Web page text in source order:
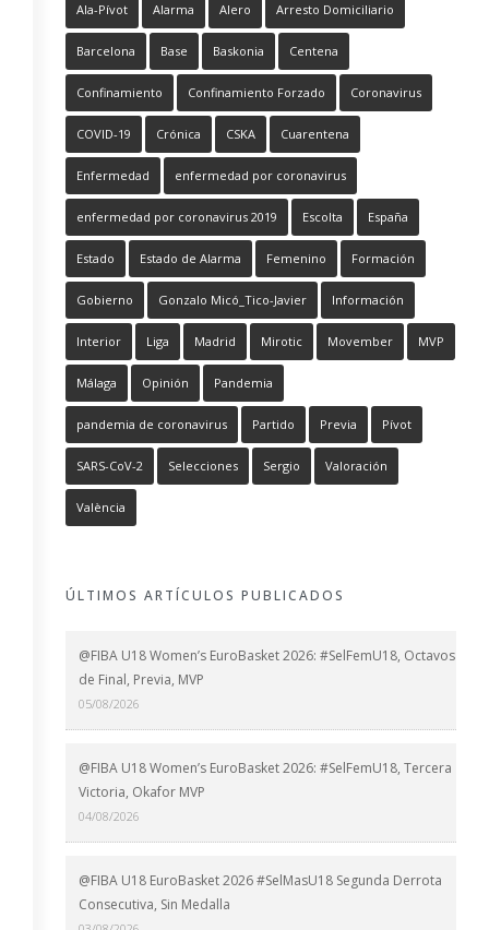
Ala-Pívot Alarma Alero Arresto Domiciliario
Barcelona Base Baskonia Centena
Confinamiento Confinamiento Forzado Coronavirus
COVID-19 Crónica CSKA Cuarentena
Enfermedad enfermedad por coronavirus
enfermedad por coronavirus 2019 Escolta España
Estado Estado de Alarma Femenino Formación
Gobierno Gonzalo Micó_Tico-Javier Información
Interior Liga Madrid Mirotic Movember MVP
Málaga Opinión Pandemia
pandemia de coronavirus Partido Previa Pívot
SARS-CoV-2 Selecciones Sergio Valoración
València
ÚLTIMOS ARTÍCULOS PUBLICADOS
@FIBA U18 Women’s EuroBasket 2026: #SelFemU18, Octavos
de Final, Previa, MVP
05/08/2026
@FIBA U18 Women’s EuroBasket 2026: #SelFemU18, Tercera
Victoria, Okafor MVP
04/08/2026
@FIBA U18 EuroBasket 2026 #SelMasU18 Segunda Derrota
Consecutiva, Sin Medalla